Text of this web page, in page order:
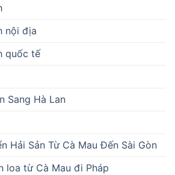
nội địa
quốc tế
Sang Hà Lan
Hải Sản Từ Cà Mau Đến Sài Gòn
loa từ Cà Mau đi Pháp